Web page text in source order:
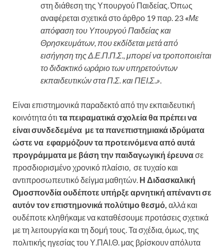
στη διάθεση της Υπουργού Παιδείας. Όπως
αναφέρεται σχετικά στο άρθρο 19 παρ. 23 «Με
απόφαση του Υπουργού Παιδείας και
Θρησκευμάτων, που εκδίδεται μετά από
εισήγηση της Δ.Ε.Π.Π.Σ., μπορεί να τροποποιείται
το διδακτικό ωράριο των υπηρετούντων
εκπαιδευτικών στα Π.Σ. και ΠΕΙ.Σ..».
Είναι επιστημονικά παραδεκτό από την εκπαιδευτική
κοινότητα ότι τα πειραματικά σχολεία θα πρέπει να
είναι συνδεδεμένα με τα πανεπιστημιακά ιδρύματα
ώστε να εφαρμόζουν τα προτεινόμενα από αυτά
προγράμματα με βάση την παιδαγωγική έρευνασε
προσδιορισμένο χρονικό πλαίσιο, σε τυχαίο και
αντιπροσωπευτικό δείγμα μαθητών. Η Διδασκαλική
Ομοσπονδία ουδέποτε υπήρξε αρνητική απέναντι σε
αυτόν τον επιστημονικά πολύτιμο θεσμό, αλλά και
ουδέποτε κληθήκαμε να καταθέσουμε προτάσεις σχετικά
με τη λειτουργία και τη δομή τους. Τα σχέδια, όμως, της
πολιτικής ηγεσίας του Υ.ΠΑΙ.Θ. μας βρίσκουν απόλυτα